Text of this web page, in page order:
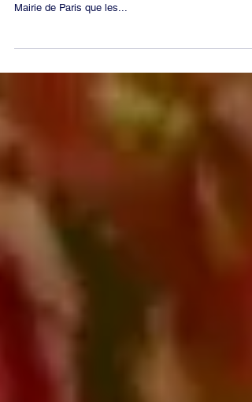
J'ai déposé et défendu un vœu en Conseil de Paris
Mairie de Paris que les...